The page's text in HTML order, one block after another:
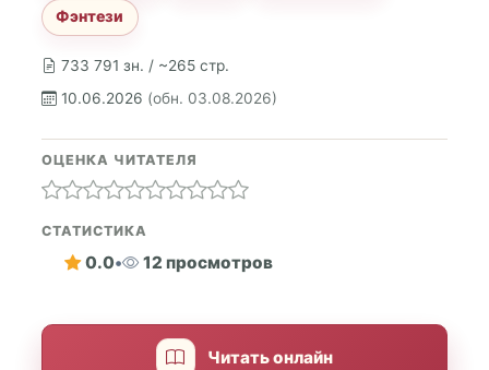
733 791 зн. / ~265 стр.
10.06.2026 (обн. 03.08.2026)
Фэнтези
ОЦЕНКА ЧИТАТЕЛЯ
СТАТИСТИКА
0.0• 12 просмотров
Читать онлайн